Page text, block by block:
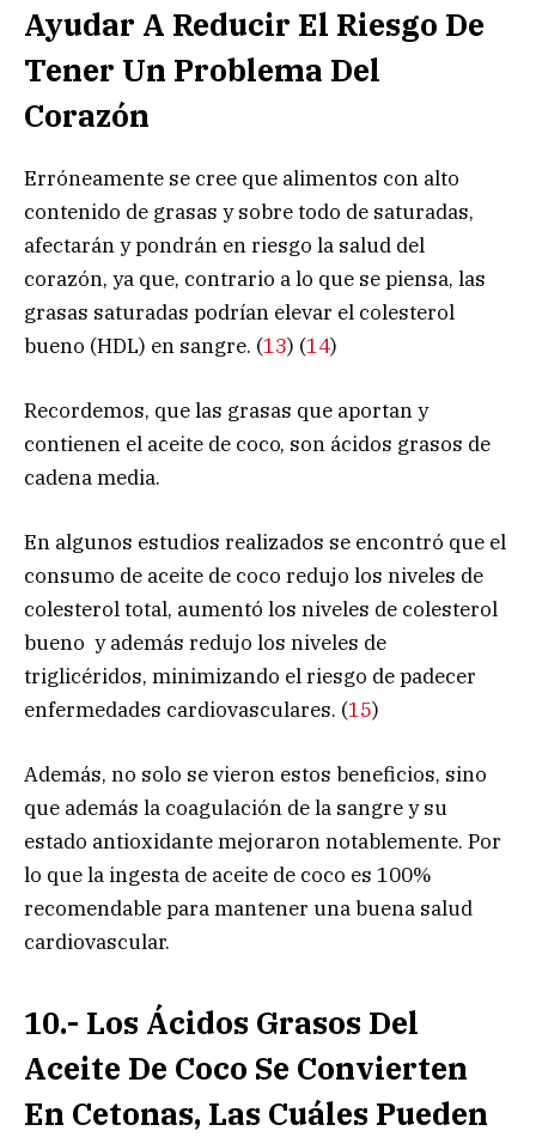
Ayudar A Reducir El Riesgo De
Tener Un Problema Del
Corazón
Erróneamente se cree que alimentos con alto
contenido de grasas y sobre todo de saturadas,
afectarán y pondrán en riesgo la salud del
corazón, ya que, contrario a lo que se piensa, las
grasas saturadas podrían elevar el colesterol
bueno (HDL) en sangre. (13) (14)
Recordemos, que las grasas que aportan y
contienen el aceite de coco, son ácidos grasos de
cadena media.
En algunos estudios realizados se encontró que el
consumo de aceite de coco redujo los niveles de
colesterol total, aumentó los niveles de colesterol
bueno y además redujo los niveles de
triglicéridos, minimizando el riesgo de padecer
enfermedades cardiovasculares. (15)
Además, no solo se vieron estos beneficios, sino
que además la coagulación de la sangre y su
estado antioxidante mejoraron notablemente. Por
lo que la ingesta de aceite de coco es 100%
recomendable para mantener una buena salud
cardiovascular.
10.- Los Ácidos Grasos Del
Aceite De Coco Se Convierten
En Cetonas, Las Cuáles Pueden